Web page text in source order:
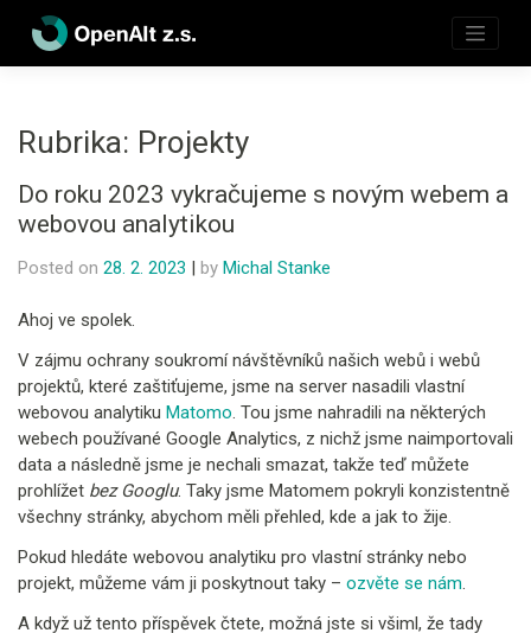
content
Rubrika: Projekty
Do roku 2023 vykračujeme s novým webem a
webovou analytikou
Posted on 28. 2. 2023 | by Michal Stanke
Ahoj ve spolek.
V zájmu ochrany soukromí návštěvníků našich webů i webů
projektů, které zaštiťujeme, jsme na server nasadili vlastní
webovou analytiku Matomo. Tou jsme nahradili na některých
webech používané Google Analytics, z nichž jsme naimportovali
data a následně jsme je nechali smazat, takže teď můžete
prohlížet bez Googlu. Taky jsme Matomem pokryli konzistentně
všechny stránky, abychom měli přehled, kde a jak to žije.
Pokud hledáte webovou analytiku pro vlastní stránky nebo
projekt, můžeme vám ji poskytnout taky – ozvěte se nám.
A když už tento příspěvek čtete, možná jste si všiml, že tady